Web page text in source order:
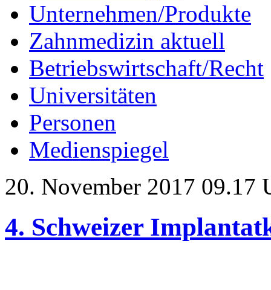
Unternehmen/Produkte
Zahnmedizin aktuell
Betriebswirtschaft/Recht
Universitäten
Personen
Medienspiegel
20. November 2017 09.17
4. Schweizer